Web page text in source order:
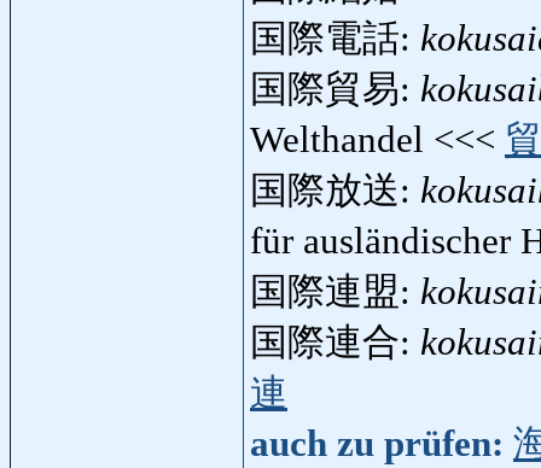
国際電話:
国際貿易:
Welthandel <<<
国際放送:
für ausländischer
国際連盟:
国際連合:
連
auch zu prüfen: